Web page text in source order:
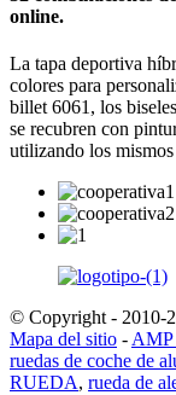
online.
La tapa deportiva
colores para
billet 6061, los
se recubren con
utilizando los
© Copyright - 2010-
Mapa del sitio -
ruedas de coche de
RUEDA, rueda de